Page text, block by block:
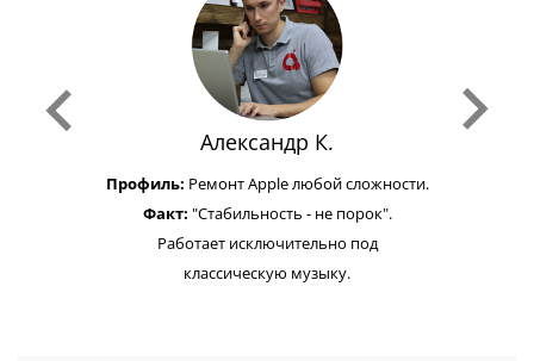
Александр К.
Профиль: Ремонт Apple любой сложности.
Факт: "Стабильность - не порок".
Работает исключительно под
классическую музыку.